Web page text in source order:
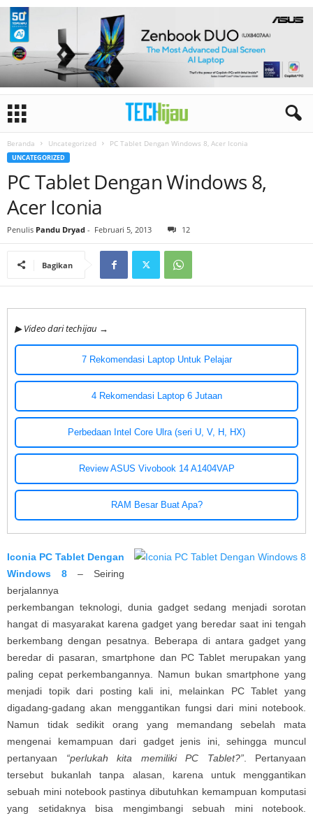
Beranda Uncategorized PC Tablet Dengan Windows 8, Acer Iconia
UNCATEGORIZED
PC Tablet Dengan Windows 8,
Acer Iconia
Penulis Pandu Dryad - Februari 5, 2013 12
Bagikan
▶ Video dari techijau →
7 Rekomendasi Laptop Untuk Pelajar
4 Rekomendasi Laptop 6 Jutaan
Perbedaan Intel Core Ulra (seri U, V, H, HX)
Review ASUS Vivobook 14 A1404VAP
RAM Besar Buat Apa?
Iconia PC Tablet Dengan
Windows 8 – Seiring
berjalannya
perkembangan teknologi, dunia gadget sedang menjadi sorotan
hangat di masyarakat karena gadget yang beredar saat ini tengah
berkembang dengan pesatnya. Beberapa di antara gadget yang
beredar di pasaran, smartphone dan PC Tablet merupakan yang
paling cepat perkembangannya. Namun bukan smartphone yang
menjadi topik dari posting kali ini, melainkan PC Tablet yang
digadang-gadang akan menggantikan fungsi dari mini notebook.
Namun tidak sedikit orang yang memandang sebelah mata
mengenai kemampuan dari gadget jenis ini, sehingga muncul
pertanyaan “perlukah kita memiliki PC Tablet?”. Pertanyaan
tersebut bukanlah tanpa alasan, karena untuk menggantikan
sebuah mini notebook pastinya dibutuhkan kemampuan komputasi
yang setidaknya bisa mengimbangi sebuah mini notebook.